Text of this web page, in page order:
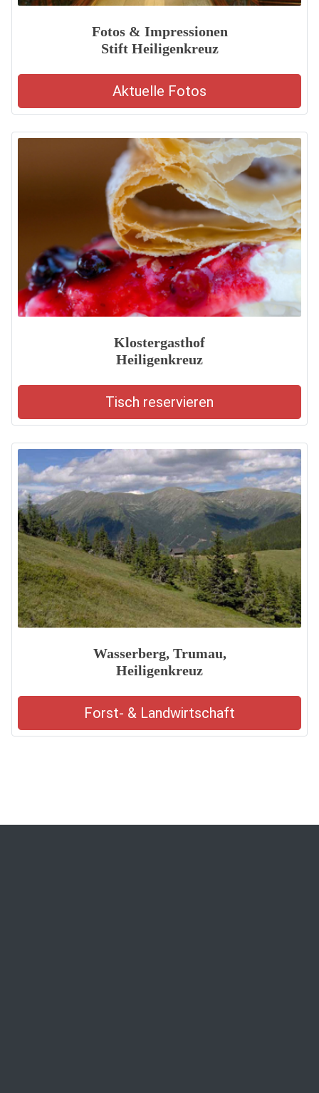
Fotos & Impressionen
Stift Heiligenkreuz
Aktuelle Fotos
Klostergasthof
Heiligenkreuz
Tisch reservieren
Wasserberg, Trumau,
Heiligenkreuz
Forst- & Landwirtschaft